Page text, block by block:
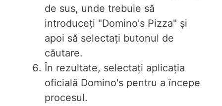
de sus, unde trebuie să
introduceți "Domino's Pizza" și
apoi să selectați butonul de
căutare.
În rezultate, selectați aplicația
oficială Domino's pentru a începe
procesul.